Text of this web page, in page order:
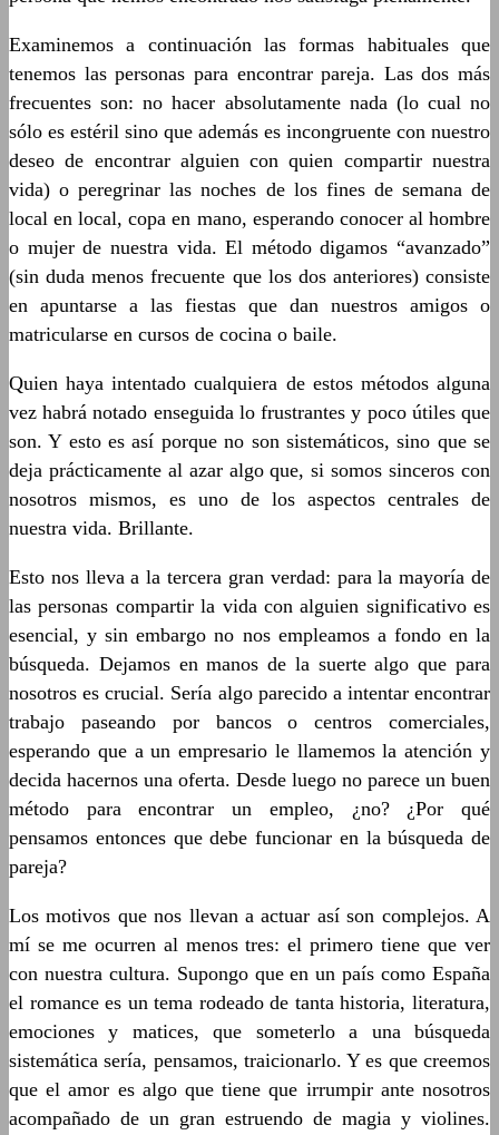
Examinemos a continuación las formas habituales que
tenemos las personas para encontrar pareja. Las dos más
frecuentes son: no hacer absolutamente nada (lo cual no
sólo es estéril sino que además es incongruente con nuestro
deseo de encontrar alguien con quien compartir nuestra
vida) o peregrinar las noches de los fines de semana de
local en local, copa en mano, esperando conocer al hombre
o mujer de nuestra vida. El método digamos “avanzado”
(sin duda menos frecuente que los dos anteriores) consiste
en apuntarse a las fiestas que dan nuestros amigos o
matricularse en cursos de cocina o baile.
Quien haya intentado cualquiera de estos métodos alguna
vez habrá notado enseguida lo frustrantes y poco útiles que
son. Y esto es así porque no son sistemáticos, sino que se
deja prácticamente al azar algo que, si somos sinceros con
nosotros mismos, es uno de los aspectos centrales de
nuestra vida. Brillante.
Esto nos lleva a la tercera gran verdad: para la mayoría de
las personas compartir la vida con alguien significativo es
esencial, y sin embargo no nos empleamos a fondo en la
búsqueda. Dejamos en manos de la suerte algo que para
nosotros es crucial. Sería algo parecido a intentar encontrar
trabajo paseando por bancos o centros comerciales,
esperando que a un empresario le llamemos la atención y
decida hacernos una oferta. Desde luego no parece un buen
método para encontrar un empleo, ¿no? ¿Por qué
pensamos entonces que debe funcionar en la búsqueda de
pareja?
Los motivos que nos llevan a actuar así son complejos. A
mí se me ocurren al menos tres: el primero tiene que ver
con nuestra cultura. Supongo que en un país como España
el romance es un tema rodeado de tanta historia, literatura,
emociones y matices, que someterlo a una búsqueda
sistemática sería, pensamos, traicionarlo. Y es que creemos
que el amor es algo que tiene que irrumpir ante nosotros
acompañado de un gran estruendo de magia y violines.